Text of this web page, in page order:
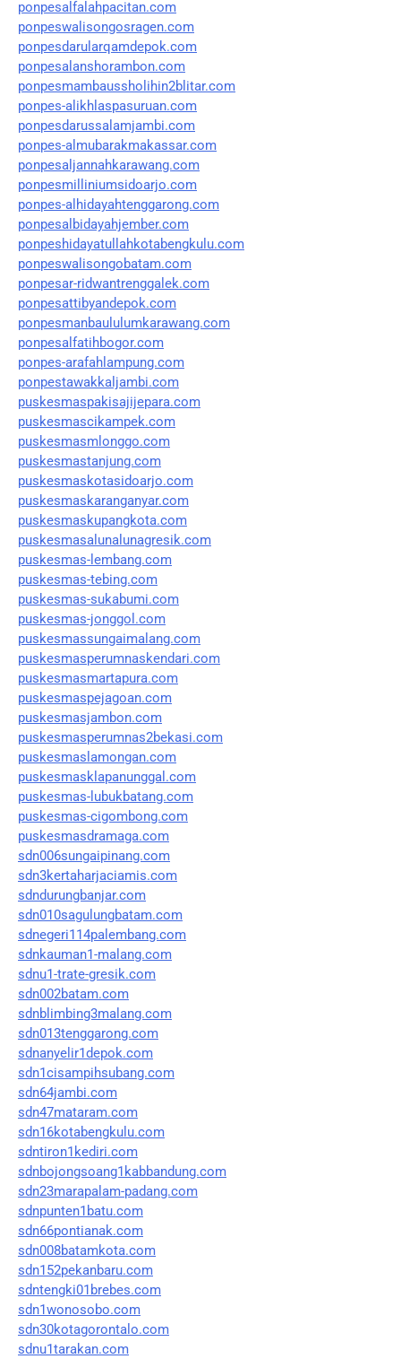
ponpesalfalahpacitan.com
ponpeswalisongosragen.com
ponpesdarularqamdepok.com
ponpesalanshorambon.com
ponpesmambaussholihin2blitar.com
ponpes-alikhlaspasuruan.com
ponpesdarussalamjambi.com
ponpes-almubarakmakassar.com
ponpesaljannahkarawang.com
ponpesmilliniumsidoarjo.com
ponpes-alhidayahtenggarong.com
ponpesalbidayahjember.com
ponpeshidayatullahkotabengkulu.com
ponpeswalisongobatam.com
ponpesar-ridwantrenggalek.com
ponpesattibyandepok.com
ponpesmanbaululumkarawang.com
ponpesalfatihbogor.com
ponpes-arafahlampung.com
ponpestawakkaljambi.com
puskesmaspakisajijepara.com
puskesmascikampek.com
puskesmasmlonggo.com
puskesmastanjung.com
puskesmaskotasidoarjo.com
puskesmaskaranganyar.com
puskesmaskupangkota.com
puskesmasalunalunagresik.com
puskesmas-lembang.com
puskesmas-tebing.com
puskesmas-sukabumi.com
puskesmas-jonggol.com
puskesmassungaimalang.com
puskesmasperumnaskendari.com
puskesmasmartapura.com
puskesmaspejagoan.com
puskesmasjambon.com
puskesmasperumnas2bekasi.com
puskesmaslamongan.com
puskesmasklapanunggal.com
puskesmas-lubukbatang.com
puskesmas-cigombong.com
puskesmasdramaga.com
sdn006sungaipinang.com
sdn3kertaharjaciamis.com
sdndurungbanjar.com
sdn010sagulungbatam.com
sdnegeri114palembang.com
sdnkauman1-malang.com
sdnu1-trate-gresik.com
sdn002batam.com
sdnblimbing3malang.com
sdn013tenggarong.com
sdnanyelir1depok.com
sdn1cisampihsubang.com
sdn64jambi.com
sdn47mataram.com
sdn16kotabengkulu.com
sdntiron1kediri.com
sdnbojongsoang1kabbandung.com
sdn23marapalam-padang.com
sdnpunten1batu.com
sdn66pontianak.com
sdn008batamkota.com
sdn152pekanbaru.com
sdntengki01brebes.com
sdn1wonosobo.com
sdn30kotagorontalo.com
sdnu1tarakan.com